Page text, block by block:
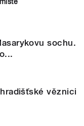
sochu.
věznici